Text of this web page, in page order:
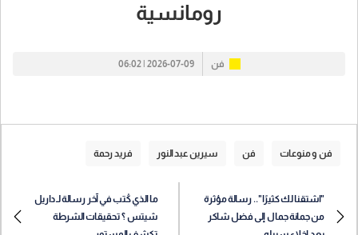
رومانسية
فن 2026-07-09 | 06:02
فن و منوعات فن سيرين عبد النور فريد رحمة
"اشتقنا لك كثيرًا".. رسالة مؤثرة
من جمانة جمال إلى فضل شاكر
ما الذي كُتب في آخر رسالة لـ داريل
شيتس ؟ تحقيقات الشرطة